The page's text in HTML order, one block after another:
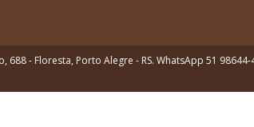
688 - Floresta, Porto Alegre - RS. WhatsApp 51 98644-